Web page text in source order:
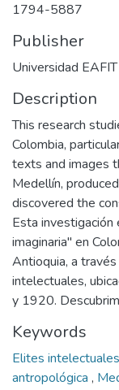
1794-5887
Publisher
Universidad EAFIT
Description
This research
Colombia,
texts and images
Medellín,
discovered the
Esta
imaginaria" en
Antioquia, a
intelectuales,
y 1920.
Keywords
Elites intelectuales
antropológica ,